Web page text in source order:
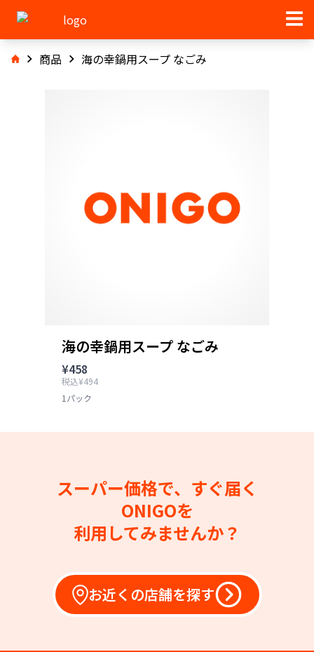
商品 海の幸鍋用スープ なごみ
海の幸鍋用スープ なごみ
¥458
税込¥494
1パック
スーパー価格で、すぐ届く
ONIGOを
利用してみませんか？
お近くの店舗を探す